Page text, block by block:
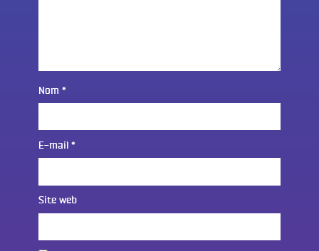
Nom *
E-mail *
Site web